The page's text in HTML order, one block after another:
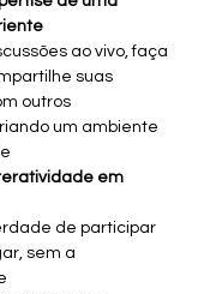
suas
outros
um ambiente
em
sem a